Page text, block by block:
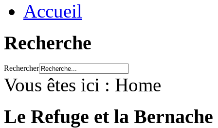
Accueil
Recherche
Rechercher
Vous êtes ici : Home
Le Refuge et la Bernache